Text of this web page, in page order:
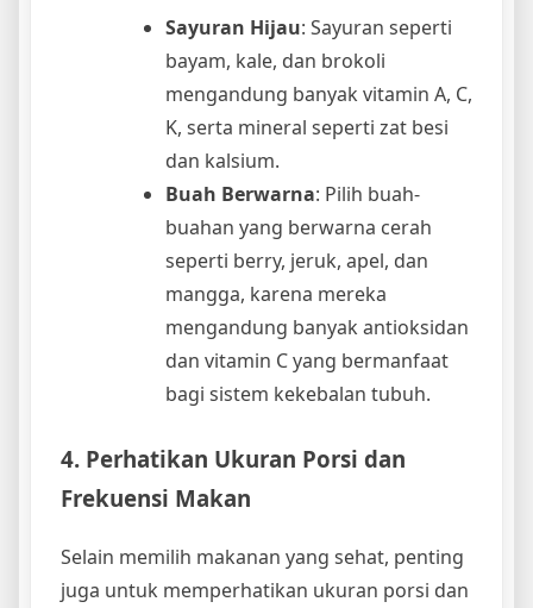
Sayuran Hijau: Sayuran seperti
bayam, kale, dan brokoli
mengandung banyak vitamin A, C,
K, serta mineral seperti zat besi
dan kalsium.
Buah Berwarna: Pilih buah-
buahan yang berwarna cerah
seperti berry, jeruk, apel, dan
mangga, karena mereka
mengandung banyak antioksidan
dan vitamin C yang bermanfaat
bagi sistem kekebalan tubuh.
4. Perhatikan Ukuran Porsi dan
Frekuensi Makan
Selain memilih makanan yang sehat, penting
juga untuk memperhatikan ukuran porsi dan